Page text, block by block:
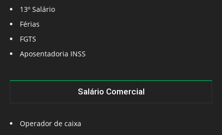
13º Salário
Férias
FGTS
Aposentadoria INSS
Salário Comercial
Operador de caixa